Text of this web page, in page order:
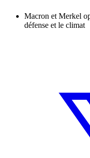
Macron et Merkel
défense et le climat